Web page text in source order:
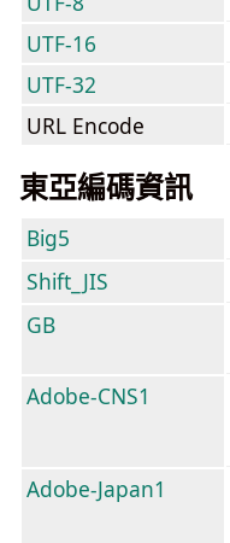
UTF-16
UTF-32
URL Encode
東亞編碼資訊
Big5
Shift_JIS
GB
Adobe-CNS1
Adobe-Japan1